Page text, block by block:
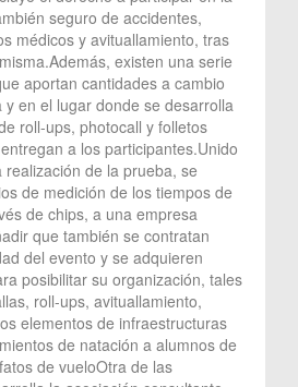
seguro de accidentes,
médicos y avituallamiento, tras
existen una serie
aportan cantidades a cambio
en el lugar donde se desarrolla
roll-ups, photocall y folletos
a los participantes.Unido
de la prueba, se
de medición de los tiempos de
de chips, a una empresa
que también se contratan
del evento y se adquieren
posibilitar su organización, tales
roll-ups, avituallamiento,
elementos de infraestructuras
de natación a alumnos de
de vueloOtra de las